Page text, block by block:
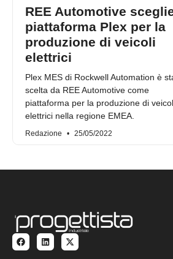
REE Automotive
piattaforma Plex per la
produzione di veicoli
elettrici
Plex MES di Rockwell Automation è
scelta da REE Automotive come
piattaforma per la produzione di
elettrici nella regione EMEA.
Redazione 25/05/2022